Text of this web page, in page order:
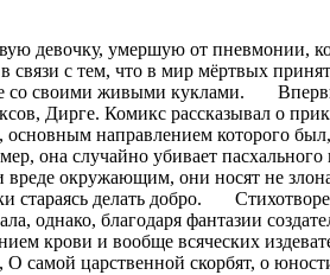
девочку, умершую от пневмонии,
связи с тем, что в мир мёртвых
со своими живыми куклами.
Дирге. Комикс рассказывал о
основным направлением которого
она случайно убивает
вреде окружающим, они носят не
стараясь делать добро.
однако, благодаря фантазии
крови и вообще всяческих
О самой царственной скорбят, о